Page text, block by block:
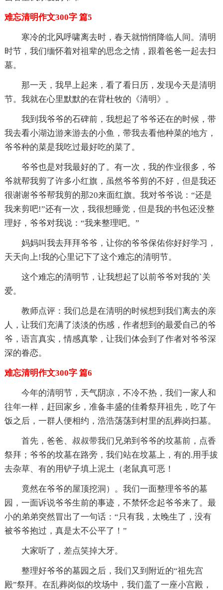
难忘清明作文300字 篇5
寒冷的北风呼啸离去时，春天就悄悄降临人间。清明
时节，我们缅怀着对祖辈的思念之情，跟着爸爸一起去扫
墓。
那一天，我早上起来，看了看日历，发现今天是清明
节。我就在心里默默的在背杜牧的《清明》。
我到我爷爷的石碑前，我想起了爷爷还在的时候，带
我去看小湖边游来游去的小鱼，带我去看他种菜的地方，
爷爷种的菜是我吃过最好吃的菜了。
爷爷也是对我最好的了。有一次，我的作业很多，爷
爷就帮我剪了许多小红旗，虽然爷爷剪的不好，但是我还
很谢谢爷爷帮我剪的那20来面红旗。我对爷爷说：“还是
我来剪吧!”还有一次，我很想睡觉，但是我的书包还没整
理好，爷爷对我说：“我来整理吧。”
妈妈叫我去拜拜爷爷，让你的爷爷保佑你好好学习，
天天向上!我的心里记下了这个难忘的清明节。
这个难忘的清明节，让我想起了以前爷爷对我的`关
爱。
教师点评：我们总是在清明的时候想到我们离去的亲
人，让我们充满了淡淡的伤感，作者想到的最爱自己的爷
爷，语言真实，情感真挚，让我们体会到了作者对爷爷深
深的眷恋。
难忘清明作文300字 篇6
今年的清明节，天气阴凉，不冷不热，我们一家人和
往年一样，赶回家乡，准备丰盛的佳肴祭拜祖先，吃了午
饭之后，一群人便相约，浩浩荡荡到村里的乱葬岗扫墓。
首先，爸爸、叔叔带我们兄弟到爷爷的坟墓前，点香
祭拜；爷爷的坟墓在路旁，我们站在坟墓上，有的.用手拔
去杂草、有的用铲子填上泥土（老鼠真可恶！
竟然在爷爷的屋顶挖洞）。我们一面整理爷爷的墓
园，一面诉说爷爷生前的事迹，不禁怀念起爷爷来了。最
小的弟弟突然冒出了一句话：“只有我，太晚生了，没有
被爷爷抱过，真是太不公平了！”
大家听了，差点笑掉大牙。
整理好爷爷的墓园之后，我们又到附近的“祖先宫
殿”祭拜。在乱葬岗似的坟场中，我们盖了一座小宫殿，